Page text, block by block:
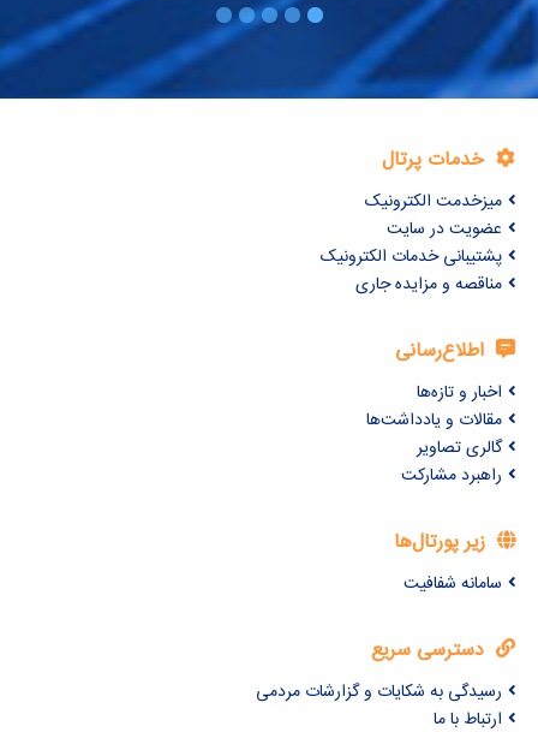
خدمات پرتال
میزخدمت الکترونیک
عضویت در سایت
پشتیبانی خدمات الکترونیک
مناقصه و مزایده جاری
اطلاع‌رسانی
اخبار و تازه‌ها
مقالات و یادداشت‌ها
گالری تصاویر
راهبرد مشارکت
زیر پورتال‌ها
سامانه شفافیت
دسترسی سریع
رسیدگی به شکایات و گزارشات مردمی
ارتباط با ما